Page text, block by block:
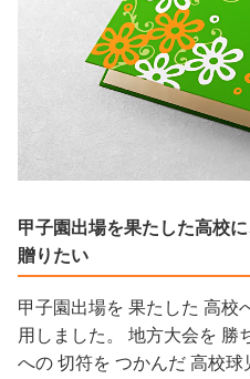
甲子園出場を果たした高校
贈りたい
甲子園出場を 果たした 高校
用しました。 地方大会を 勝
への 切符を つかんだ 高校